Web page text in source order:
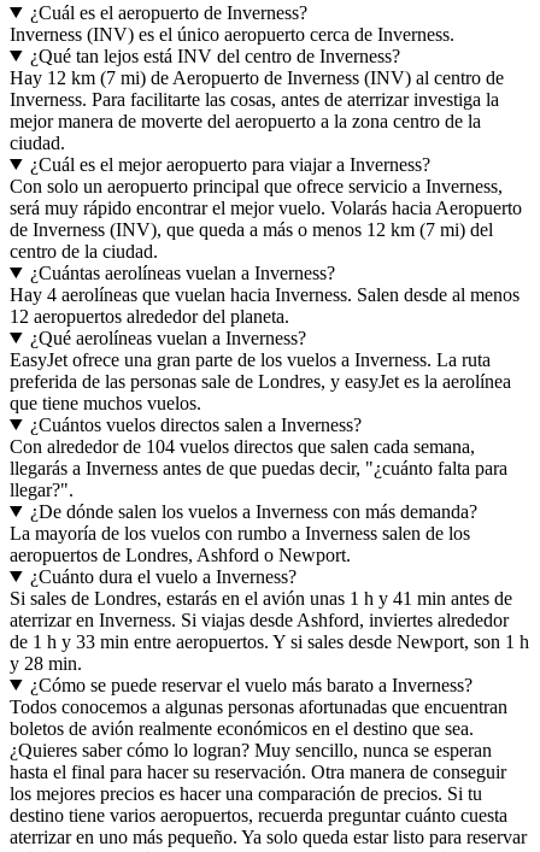
¿Cuál es el aeropuerto de Inverness?
Inverness (INV) es el único aeropuerto cerca de Inverness.
¿Qué tan lejos está INV del centro de Inverness?
Hay 12 km (7 mi) de Aeropuerto de Inverness (INV) al centro de
Inverness. Para facilitarte las cosas, antes de aterrizar investiga la
mejor manera de moverte del aeropuerto a la zona centro de la
ciudad.
¿Cuál es el mejor aeropuerto para viajar a Inverness?
Con solo un aeropuerto principal que ofrece servicio a Inverness,
será muy rápido encontrar el mejor vuelo. Volarás hacia Aeropuerto
de Inverness (INV), que queda a más o menos 12 km (7 mi) del
centro de la ciudad.
¿Cuántas aerolíneas vuelan a Inverness?
Hay 4 aerolíneas que vuelan hacia Inverness. Salen desde al menos
12 aeropuertos alrededor del planeta.
¿Qué aerolíneas vuelan a Inverness?
EasyJet ofrece una gran parte de los vuelos a Inverness. La ruta
preferida de las personas sale de Londres, y easyJet es la aerolínea
que tiene muchos vuelos.
¿Cuántos vuelos directos salen a Inverness?
Con alrededor de 104 vuelos directos que salen cada semana,
llegarás a Inverness antes de que puedas decir, "¿cuánto falta para
llegar?".
¿De dónde salen los vuelos a Inverness con más demanda?
La mayoría de los vuelos con rumbo a Inverness salen de los
aeropuertos de Londres, Ashford o Newport.
¿Cuánto dura el vuelo a Inverness?
Si sales de Londres, estarás en el avión unas 1 h y 41 min antes de
aterrizar en Inverness. Si viajas desde Ashford, inviertes alrededor
de 1 h y 33 min entre aeropuertos. Y si sales desde Newport, son 1 h
y 28 min.
¿Cómo se puede reservar el vuelo más barato a Inverness?
Todos conocemos a algunas personas afortunadas que encuentran
boletos de avión realmente económicos en el destino que sea.
¿Quieres saber cómo lo logran? Muy sencillo, nunca se esperan
hasta el final para hacer su reservación. Otra manera de conseguir
los mejores precios es hacer una comparación de precios. Si tu
destino tiene varios aeropuertos, recuerda preguntar cuánto cuesta
aterrizar en uno más pequeño. Ya solo queda estar listo para reservar